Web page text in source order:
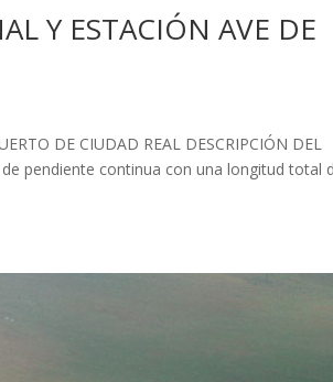
Y ESTACIÓN AVE DE
DE CIUDAD REAL DESCRIPCIÓN DEL
de pendiente continua con una longitud total